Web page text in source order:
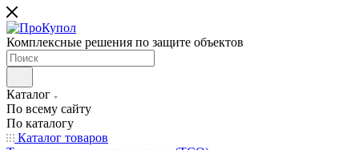
Комплексные решения по защите объектов
Каталог
По всему сайту
По каталогу
Каталог товаров